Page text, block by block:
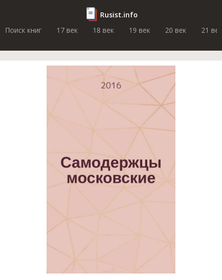
Rusist.info
Поиск книг
17 век 18 век 19 век 20 век 21 век